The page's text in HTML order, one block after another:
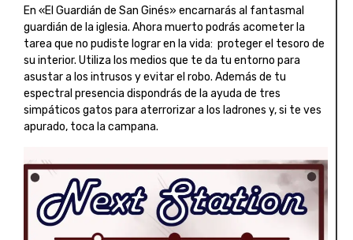
En «El Guardián de San Ginés» encarnarás al fantasmal
guardián de la iglesia. Ahora muerto podrás acometer la
tarea que no pudiste lograr en la vida: proteger el tesoro de
su interior. Utiliza los medios que te da tu entorno para
asustar a los intrusos y evitar el robo. Además de tu
espectral presencia dispondrás de la ayuda de tres
simpáticos gatos para aterrorizar a los ladrones y, si te ves
apurado, toca la campana.